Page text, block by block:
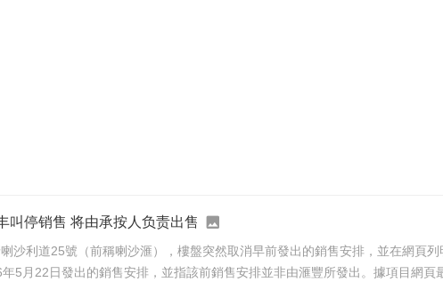
叫停销售 将由承按人负责出售
利道25號（前稱喇沙滙），樓盤突然取消早前發出的銷售安排，並在網頁列明
5月22日發出的銷售安排，並指該前銷售安排並非由滙豐所發出。據項目網頁